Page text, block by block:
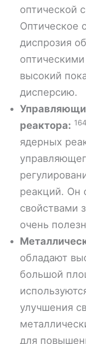
оптической
Оптическое
диспрозия
высокий
дисперсию.
реактора: 164
ядерных
реакций. Он
свойствами
очень
обладают
большой
улучшения
для